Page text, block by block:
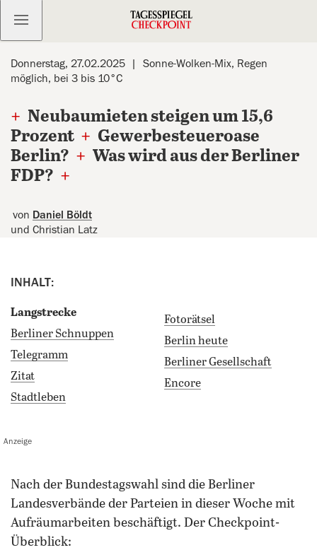
Kostenlos anmelden
Donnerstag, 27.02.2025
Sonne-Wolken-Mix, Regen
möglich, bei 3 bis 10°C
+ Neubaumieten steigen um 15,6
Prozent + Gewerbesteueroase
Berlin? + Was wird aus der Berliner
FDP? +
von Daniel Böldt
und Christian Latz
INHALT:
Langstrecke
Berliner Schnuppen
Telegramm
Zitat
Stadtleben
Fotorätsel
Berlin heute
Berliner Gesellschaft
Encore
Anzeige
nach der Bundestagswahl sind die Berliner
Landesverbände der Parteien in dieser Woche mit
Aufräumarbeiten beschäftigt. Der Checkpoint-
Überblick: